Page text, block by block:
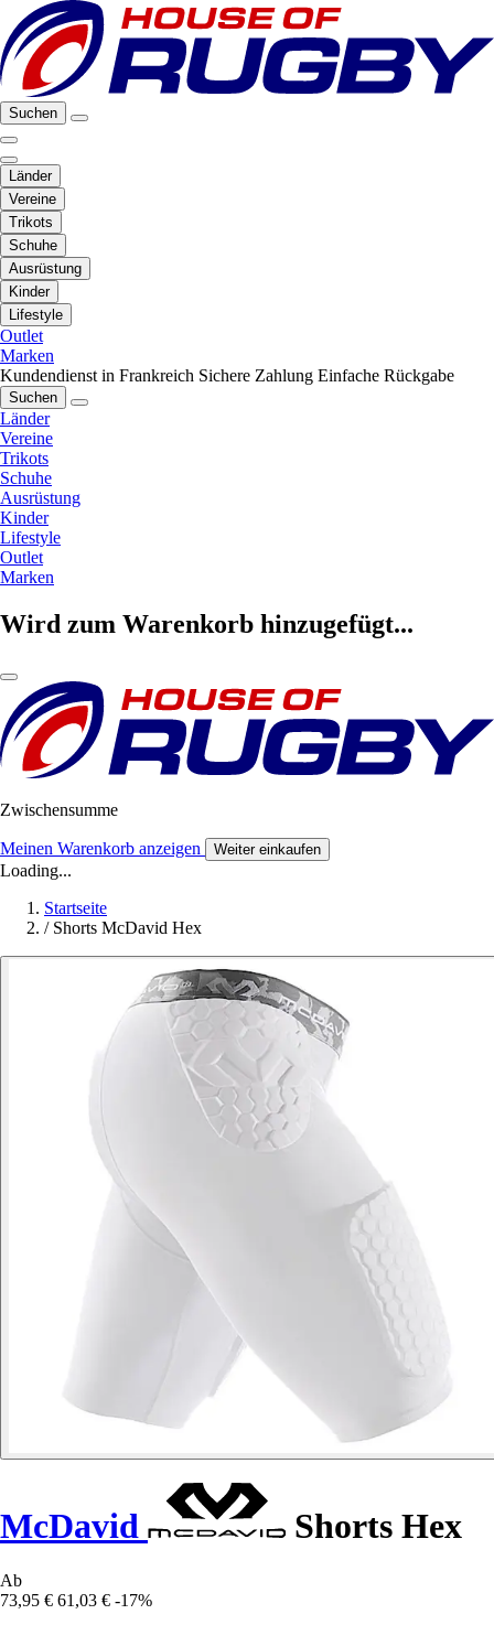
Suchen
Länder
Vereine
Trikots
Schuhe
Ausrüstung
Kinder
Lifestyle
Outlet
Marken
Kundendienst in Frankreich Sichere Zahlung Einfache Rückgabe
Suchen
Länder
Vereine
Trikots
Schuhe
Ausrüstung
Kinder
Lifestyle
Outlet
Marken
Wird zum Warenkorb hinzugefügt...
Zwischensumme
Meinen Warenkorb anzeigen Weiter einkaufen
Loading...
Startseite
/ Shorts McDavid Hex
McDavid Shorts Hex
Ab
73,95 € 61,03 € -17%